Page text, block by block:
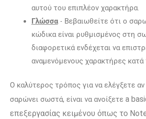
αυτού του επιπλέον χαρακτήρα.
Γλώσσα- Βεβαιωθείτε ότι ο
κώδικα είναι ρυθμισμένος στη
διαφορετικά ενδέχεται να
αναμενόμενους χαρακτήρες
Ο καλύτερος τρόπος για να ελέγξετε
σαρώνει σωστά, είναι να ανοίξετε a b
επεξεργασίας κειμένου όπως το